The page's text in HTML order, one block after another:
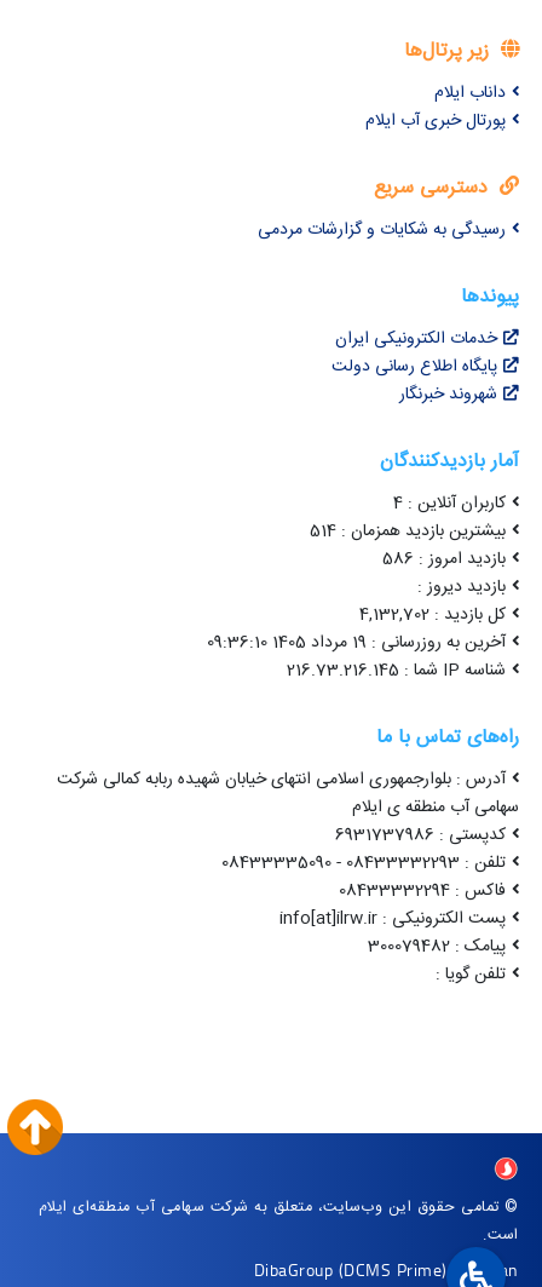
زیر پرتال‌ها
داناب ایلام
پورتال خبری آب ایلام
دسترسی سریع
رسیدگی به شکایات و گزارشات مردمی
پیوندها
خدمات الکترونیکی ایران
پایگاه اطلاع رسانی دولت
شهروند خبرنگار
آمار بازدیدکنندگان
کاربران آنلاین : 4
بیشترین بازدید همزمان : 514
بازدید امروز : 586
بازدید دیروز :
کل بازدید : 4,132,702
آخرین به روزرسانی : 19 مرداد 1405 09:36:10
شناسه IP شما : 216.73.216.145
راه‌های تماس با ما
آدرس : بلوارجمهوری اسلامی انتهای خیابان شهیده ربابه کمالی شرکت
سهامی آب منطقه ی ایلام
کدپستی : 6931737986
تلفن : 08433332293 - 08433335090
فاکس : 08433332294
پست الکترونیکی : info[at]ilrw.ir
پیامک : 300079482
تلفن گویا :
© تمامی حقوق این وب‌سایت، متعلق به شرکت سهامی آب منطقه‌ای ایلام
است.
DibaGroup (DCMS Prime)|Arvan